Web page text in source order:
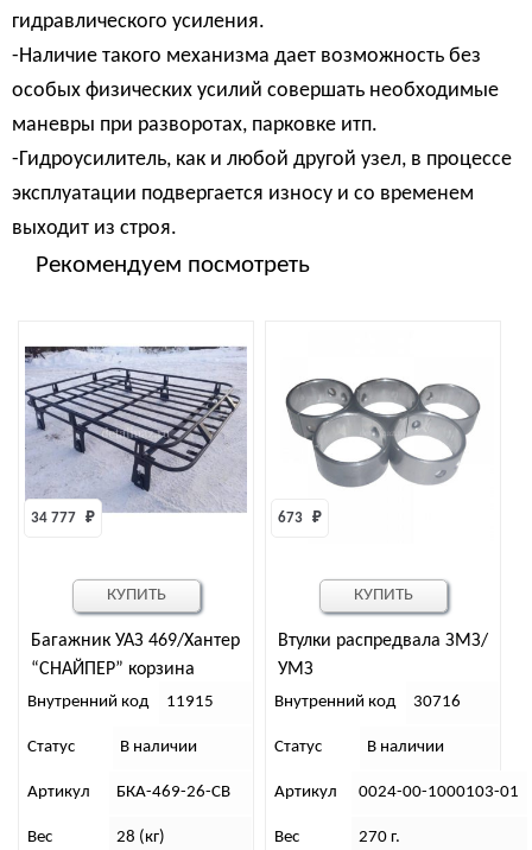
гидравлического усиления.
-Наличие такого механизма дает возможность без
особых физических усилий совершать необходимые
маневры при разворотах, парковке итп.
-Гидроусилитель, как и любой другой узел, в процессе
эксплуатации подвергается износу и со временем
выходит из строя.
Рекомендуем посмотреть
Багажник УАЗ 469/Хантер
“СНАЙПЕР” корзина
34 777 ₽
Внутренний код 11915
Статус В наличии
Артикул БКА-469-26-СВ
Вес 28 (кг)
КУПИТЬ
Втулки распредвала ЗМЗ/
УМЗ
673 ₽
Внутренний код 30716
Статус В наличии
Артикул 0024-00-1000103-01
Вес 270 г.
КУПИТЬ